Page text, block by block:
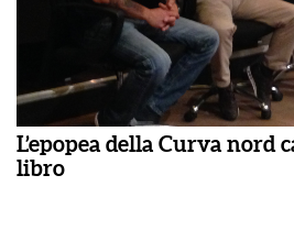
L’epopea della Curva nord
libro